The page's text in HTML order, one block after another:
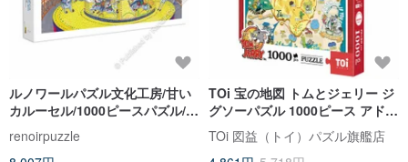
ルノワールパズル文化工房/甘い
カルーセル/1000ピースパズル/ジ
グソー/ロング
renoirpuzzle
TOi 宝の地図 トムとジェリー ジ
グソーパズル 1000ピース アドベ
ンチャースタイル 子供時代のコ
レクション 壁画
TOi 図益（トイ）パズル旗艦店